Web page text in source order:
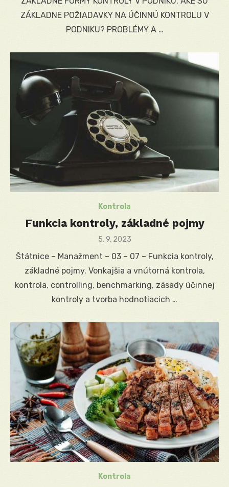
ZÁKLADNE POŽIADAVKY NA ÚČINNÚ KONTROLU V
PODNIKU? PROBLÉMY A …
Kontrola
Funkcia kontroly, základné pojmy
Posted
5. 9. 2023
Štátnice – Manažment – 03 – 07 – Funkcia kontroly,
základné pojmy. Vonkajšia a vnútorná kontrola,
kontrola, controlling, benchmarking, zásady účinnej
kontroly a tvorba hodnotiacich …
Kontrola